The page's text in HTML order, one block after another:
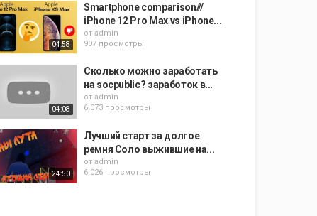
04:58
Smartphone comparison///
iPhone 12 Pro Max vs iPhone...
от admin
907 просмотры
04:08
Сколько можно заработать
на socpublic? заработок в...
от admin
6,073 просмотры
24:50
Лучший старт за долгое
ремня Соло выжившие на...
от admin
6,026 просмотры